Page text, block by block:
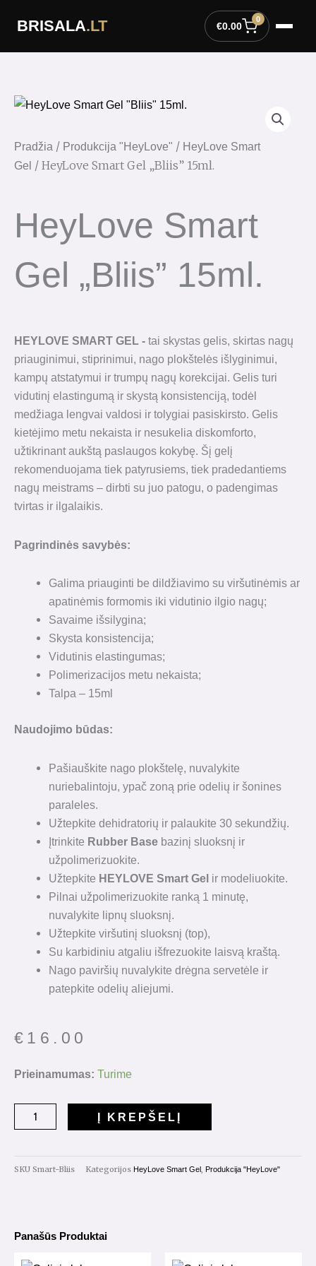
BRISALA.LT €0.00
0
Pradžia / Produkcija "HeyLove" / HeyLove Smart
Gel / HeyLove Smart Gel „Bliis” 15ml.
HeyLove Smart
Gel „Bliis” 15ml.
HEYLOVE SMART GEL - tai skystas gelis, skirtas nagų
priauginimui, stiprinimui, nago plokštelės išlyginimui,
kampų atstatymui ir trumpų nagų korekcijai. Gelis turi
vidutinį elastingumą ir skystą konsistenciją, todėl
medžiaga lengvai valdosi ir tolygiai pasiskirsto. Gelis
kietėjimo metu nekaista ir nesukelia diskomforto,
užtikrinant aukštą paslaugos kokybę. Šį gelį
rekomenduojama tiek patyrusiems, tiek pradedantiems
nagų meistrams – dirbti su juo patogu, o padengimas
tvirtas ir ilgalaikis.
Pagrindinės savybės:
Galima priauginti be dildžiavimo su viršutinėmis ar
apatinėmis formomis iki vidutinio ilgio nagų;
Savaime išsilygina;
Skysta konsistencija;
Vidutinis elastingumas;
Polimerizacijos metu nekaista;
Talpa – 15ml
Naudojimo būdas:
Pašiauškite nago plokštelę, nuvalykite
nuriebalintoju, ypač zoną prie odelių ir šonines
paraleles.
Užtepkite dehidratorių ir palaukite 30 sekundžių.
Įtrinkite Rubber Base bazinį sluoksnį ir
užpolimerizuokite.
Užtepkite HEYLOVE Smart Gel ir modeliuokite.
Pilnai užpolimerizuokite ranką 1 minutę,
nuvalykite lipnų sluoksnį.
Užtepkite viršutinį sluoksnį (top),
Su karbidiniu atgaliu išfrezuokite laisvą kraštą.
Nago paviršių nuvalykite drėgna servetėle ir
patepkite odelių aliejumi.
€ 16.00
Prieinamumas: Turime
produkto
HeyLove
Smart
"Bliis"
Į KREPŠELĮ
SKU Smart-Bliis Kategorijos HeyLove Smart Gel, Produkcija "HeyLove"
Panašūs Produktai